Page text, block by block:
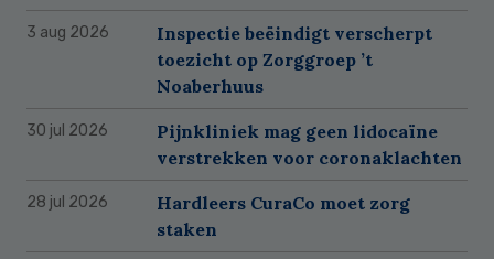
3 aug 2026
Inspectie beëindigt verscherpt
toezicht op Zorggroep ’t
Noaberhuus
30 jul 2026
Pijnkliniek mag geen lidocaïne
verstrekken voor coronaklachten
28 jul 2026
Hardleers CuraCo moet zorg
staken